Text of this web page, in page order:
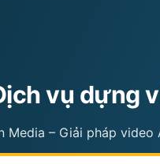
vụ dựng
Media – Giải pháp